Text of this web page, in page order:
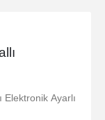
Ayarlı